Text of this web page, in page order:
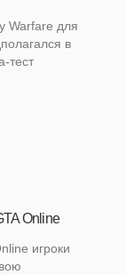
Warfare для
в
тест
Online
игроки